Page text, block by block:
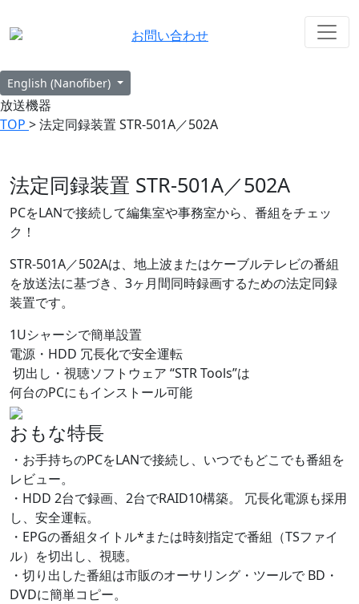
お問い合わせ
English (Nanofiber)
放送機器
TOP > 法定同録装置 STR-501A／502A
法定同録装置 STR-501A／502A
PCをLANで接続して編集室や事務室から、番組をチェッ
ク！
STR-501A／502Aは、地上波またはケーブルテレビの番組
を放送法に基づき、3ヶ月間同時録画するための法定同録
装置です。
1Uシャーシで簡単設置
電源・HDD 冗長化で安全運転
切出し・視聴ソフトウェア “STR Tools”は
何台のPCにもインストール可能
おもな特長
・お手持ちのPCをLANで接続し、いつでもどこでも番組を
レビュー。
・HDD 2台で録画、2台でRAID10構築。 冗長化電源も採用
し、安全運転。
・EPGの番組タイトル*または時刻指定で番組（TSファイ
ル）を切出し、視聴。
・切り出した番組は市販のオーサリング・ツールで BD・
DVDに簡単コピー。